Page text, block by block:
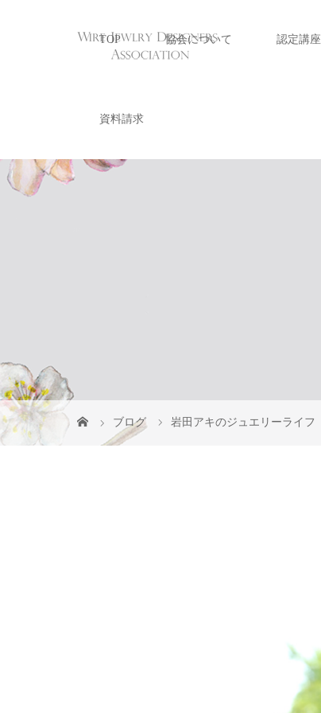
TOP 協会について 認定講座
資料請求
ブログ 岩田アキのジュエリーライフ